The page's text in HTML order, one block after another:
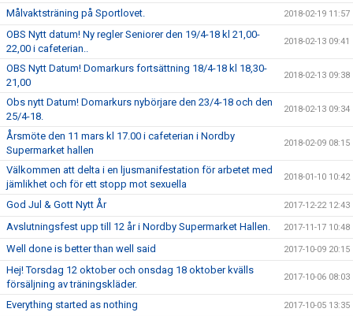
Målvaktsträning på Sportlovet. 2018-02-19 11:57
OBS Nytt datum! Ny regler Seniorer den 19/4-18 kl 21,00-
22,00 i cafeterian..
2018-02-13 09:41
OBS Nytt Datum! Domarkurs fortsättning 18/4-18 kl 18,30-
21,00
2018-02-13 09:38
Obs nytt Datum! Domarkurs nybörjare den 23/4-18 och den
25/4-18.
2018-02-13 09:34
Årsmöte den 11 mars kl 17.00 i cafeterian i Nordby
Supermarket hallen
2018-02-09 08:15
Välkommen att delta i en ljusmanifestation för arbetet med
jämlikhet och för ett stopp mot sexuella
2018-01-10 10:42
God Jul & Gott Nytt År 2017-12-22 12:43
Avslutningsfest upp till 12 år i Nordby Supermarket Hallen. 2017-11-17 10:48
Well done is better than well said 2017-10-09 20:15
Hej! Torsdag 12 oktober och onsdag 18 oktober kvälls
försäljning av träningskläder.
2017-10-06 08:03
Everything started as nothing 2017-10-05 13:35